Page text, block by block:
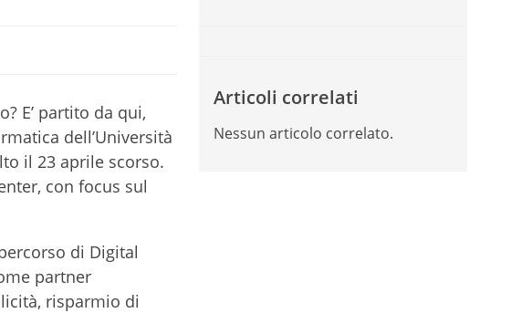
E’ partito da qui,
dell’Università
il 23 aprile scorso.
con focus sul
di Digital
partner
risparmio di
Articoli correlati
Nessun articolo correlato.